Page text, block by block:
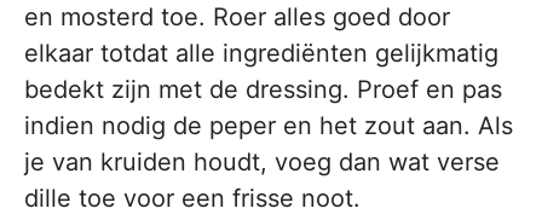
en mosterd toe. Roer alles goed door
elkaar totdat alle ingrediënten gelijkmatig
bedekt zijn met de dressing. Proef en pas
indien nodig de peper en het zout aan. Als
je van kruiden houdt, voeg dan wat verse
dille toe voor een frisse noot.